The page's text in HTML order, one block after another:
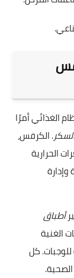
الغذائي أمرًا
. الكرفس،
الحرارية
أطباق
الغنية
كل